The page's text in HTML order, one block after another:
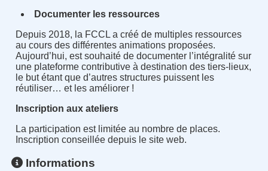
Documenter les ressources
Depuis 2018, la FCCL a créé de multiples ressources
au cours des différentes animations proposées.
Aujourd’hui, est souhaité de documenter l’intégralité sur
une plateforme contributive à destination des tiers-lieux,
le but étant que d’autres structures puissent les
réutiliser… et les améliorer !
Inscription aux ateliers
La participation est limitée au nombre de places.
Inscription conseillée depuis le site web.
Informations